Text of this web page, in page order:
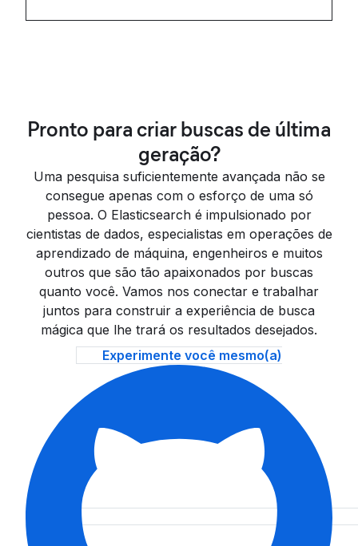
Pronto para criar buscas de última
geração?
Uma pesquisa suficientemente avançada não se
consegue apenas com o esforço de uma só
pessoa. O Elasticsearch é impulsionado por
cientistas de dados, especialistas em operações de
aprendizado de máquina, engenheiros e muitos
outros que são tão apaixonados por buscas
quanto você. Vamos nos conectar e trabalhar
juntos para construir a experiência de busca
mágica que lhe trará os resultados desejados.
Experimente você mesmo(a)